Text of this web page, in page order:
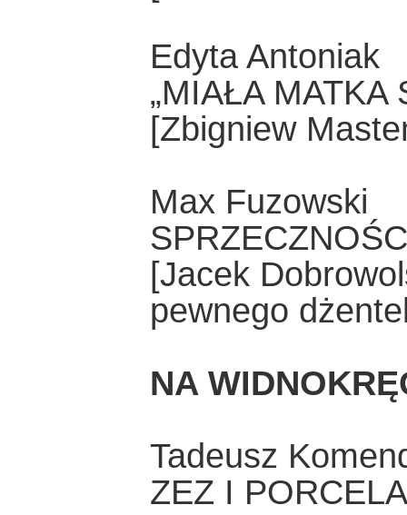
Edyta Antoniak
„MIAŁA MATKA
[Zbigniew
Max Fuzowski
[Jacek
pewnego
NA
Tadeusz
ZEZ I